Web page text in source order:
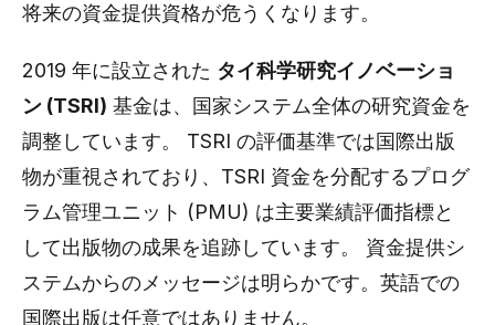
将来の資金提供資格が危うくなります。
2019 年に設立された タイ科学研究イノベーショ
ン (TSRI) 基金は、国家システム全体の研究資金を
調整しています。 TSRI の評価基準では国際出版
物が重視されており、TSRI 資金を分配するプログ
ラム管理ユニット (PMU) は主要業績評価指標と
して出版物の成果を追跡しています。 資金提供シ
ステムからのメッセージは明らかです。英語での
国際出版は任意ではありません。